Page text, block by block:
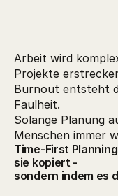
Arbeit wird
Projekte
Burnout entsteht
Faulheit.
Solange Planung
Menschen immer
Time-First
sie kopiert -
sondern indem es